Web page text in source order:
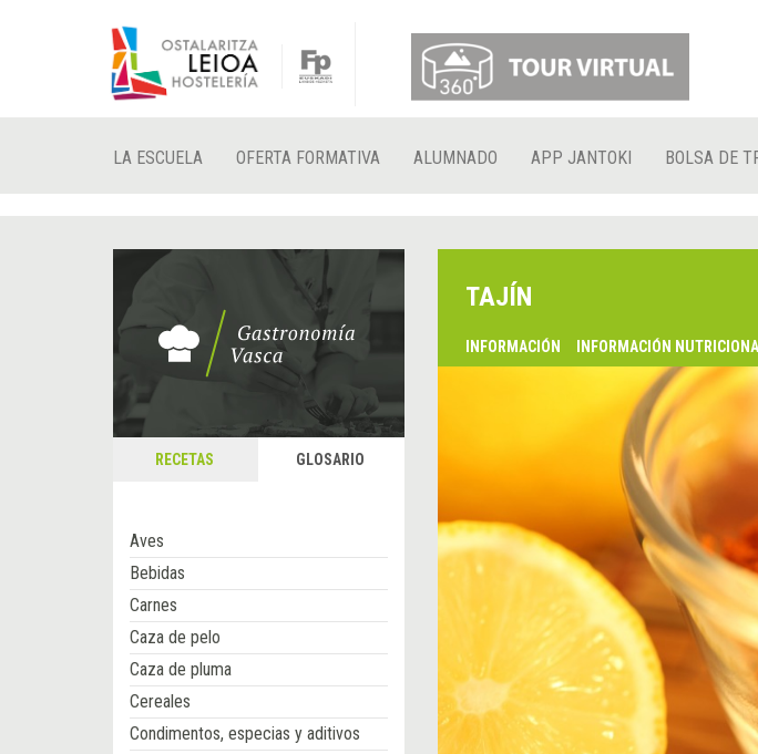
LA ESCUELA OFERTA FORMATIVA ALUMNADO APP JANTOKI BOLSA DE
RECETAS GLOSARIO
Aves
Bebidas
Carnes
Caza de pelo
Caza de pluma
Cereales
Condimentos, especias y aditivos
TAJÍN
INFORMACIÓN INFORMACIÓN